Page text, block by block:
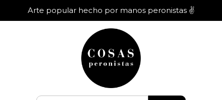
Arte popular hecho por manos peronistas ✌️